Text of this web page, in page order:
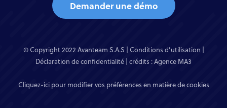
Demander une démo
© Copyright 2022 Avanteam S.A.S | Conditions d’utilisation |
Déclaration de confidentialité | crédits :Agence MA3
Cliquez-ici pour modifier vos préférences en matière de cookies